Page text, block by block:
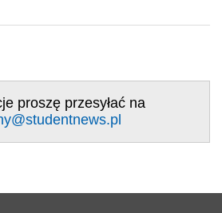
proszę przesyłać na